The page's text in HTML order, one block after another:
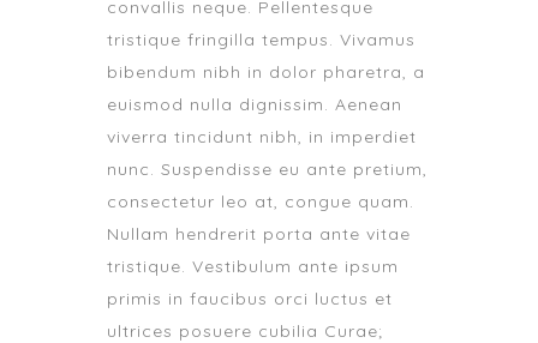
convallis neque. Pellentesque
tristique fringilla tempus. Vivamus
bibendum nibh in dolor pharetra, a
euismod nulla dignissim. Aenean
viverra tincidunt nibh, in imperdiet
nunc. Suspendisse eu ante pretium,
consectetur leo at, congue quam.
Nullam hendrerit porta ante vitae
tristique. Vestibulum ante ipsum
primis in faucibus orci luctus et
ultrices posuere cubilia Curae;